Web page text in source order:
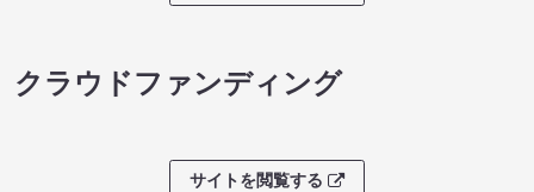
クラウドファンディング
サイトを閲覧する